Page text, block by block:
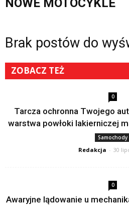
NOWE MOTOCYKLE
Brak postów do
ZOBACZ TEŻ
0
Tarcza ochronna Twojego
warstwa powłoki lakierniczej
Samochody
Redakcja - 30
0
Awaryjne lądowanie u